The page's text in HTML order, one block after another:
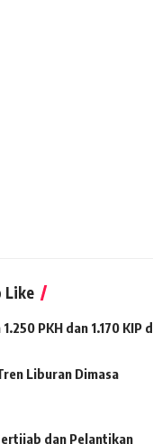
Like
PKH dan 1.170 KIP
Liburan Dimasa
dan Pelantikan